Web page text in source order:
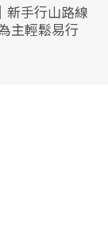
新手行山路線
主輕鬆易行